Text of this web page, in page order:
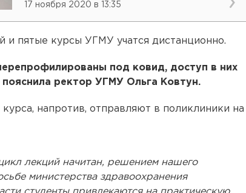
17 ноября 2020 в 13:35
и пятые курсы УГМУ учатся дистанционно.
под ковид, доступ в них
пояснила ректор УГМУ Ольга Ковтун.
напротив, отправляют в поликлиники на
лекций начитан, решением нашего
министерства здравоохранения